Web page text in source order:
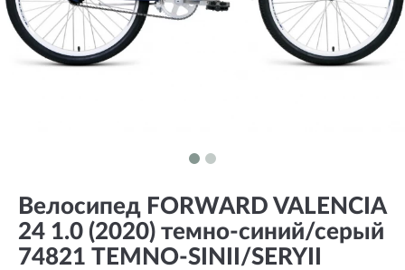
Велосипед FORWARD VALENCIA
24 1.0 (2020) темно-синий/серый
74821 TEMNO-SINII/SERYII